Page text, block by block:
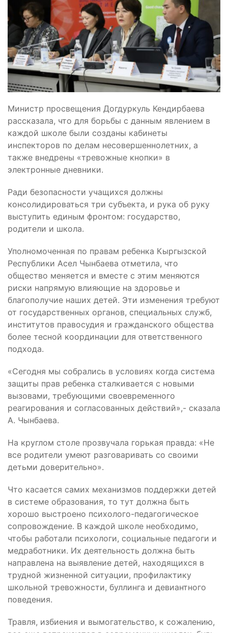
Министр просвещения Догдуркуль Кендирбаева
рассказала, что для борьбы с данным явлением в
каждой школе были созданы кабинеты
инспекторов по делам несовершеннолетних, а
также внедрены «тревожные кнопки» в
электронные дневники.
Ради безопасности учащихся должны
консолидироваться три субъекта, и рука об руку
выступить единым фронтом: государство,
родители и школа.
Уполномоченная по правам ребенка Кыргызской
Республики Асел Чынбаева отметила, что
общество меняется и вместе с этим меняются
риски напрямую влияющие на здоровье и
благополучие наших детей. Эти изменения требуют
от государственных органов, специальных служб,
институтов правосудия и гражданского общества
более тесной координации для ответственного
подхода.
«Сегодня мы собрались в условиях когда система
защиты прав ребенка сталкивается с новыми
вызовами, требующими своевременного
реагирования и согласованных действий»,- сказала
А. Чынбаева.
На круглом столе прозвучала горькая правда: «Не
все родители умеют разговаривать со своими
детьми доверительно».
Что касается самих механизмов поддержки детей
в системе образования, то тут должна быть
хорошо выстроено психолого-педагогическое
сопровождение. В каждой школе необходимо,
чтобы работали психологи, социальные педагоги и
медработники. Их деятельность должна быть
направлена на выявление детей, находящихся в
трудной жизненной ситуации, профилактику
школьной тревожности, буллинга и девиантного
поведения.
Травля, избиения и вымогательство, к сожалению,